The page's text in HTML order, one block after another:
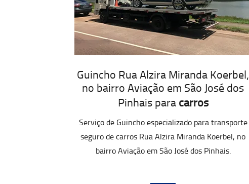
Guincho Rua Alzira Miranda Koerbel,
no bairro Aviação em São José dos
Pinhais paracarros
Serviço de Guincho especializado para transporte
seguro de carros Rua Alzira Miranda Koerbel, no
bairro Aviação em São José dos Pinhais.